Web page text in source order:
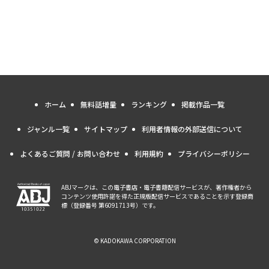
ホーム 無料話増量 ランキング 掲載作品一覧
ジャンル一覧 サイトマップ 利用者情報の外部送信について
よくあるご質問 / お問い合わせ 利用規約 プライバシーポリシー
ABJマークは、この電子書店・電子書籍配信サービスが、著作権者から
コンテンツ使用許諾を得た正規版配信サービスであることを示す登録商
標（登録番号 第6091713号）です。
© KADOKAWA CORPORATION